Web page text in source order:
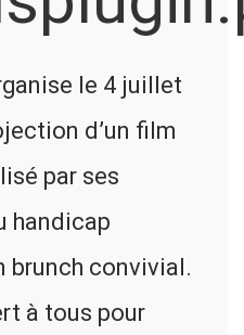
le 4 juillet
d’un film
par ses
handicap
brunch convivial.
à tous pour